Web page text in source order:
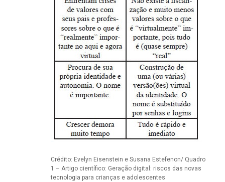
Crédito: Evelyn Eisenstein e Susana Estefenon/ Quadro
1 – Artigo científico: Geração digital: riscos das novas
tecnologia para crianças e adolescentes